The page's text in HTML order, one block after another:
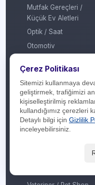
Mutfak Gereçleri /
Küçük Ev Aletleri
Optik / Saat
Otomotiv
Profesyonel Hizmet
Sağlık / Hastane
Sigorta / Emeklilik
Spor Giyim
Spor Merkezi
Çerez Politikası
Sitemizi kullanmaya
geliştirmek, trafiğimizi
kişiselleştirilmiş
kullandığımız çerezleri
Detaylı bilgi için Gizlilik
inceleyebilirsiniz.